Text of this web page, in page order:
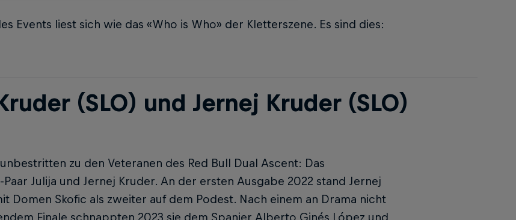
Events liest sich wie das «Who is Who» der Kletterszene. Es sind dies:
(SLO) und Jernej Kruder (SLO)
zu den Veteranen des Red Bull Dual Ascent: Das
Julija und Jernej Kruder. An der ersten Ausgabe 2022 stand Jernej
Domen Skofic als zweiter auf dem Podest. Nach einem an Drama nicht
Finale schnappten 2023 sie dem Spanier Alberto Ginés López und